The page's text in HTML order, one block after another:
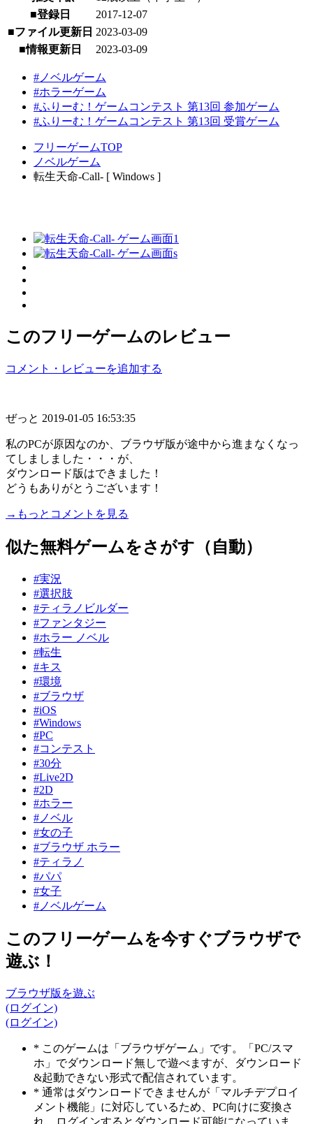
■登録日
2017-12-07
■ファイル更新日 2023-03-09
■情報更新日
2023-03-09
#ノベルゲーム
#ホラーゲーム
#ふりーむ！ゲームコンテスト 第13回 参加ゲーム
#ふりーむ！ゲームコンテスト 第13回 受賞ゲーム
フリーゲームTOP
ノベルゲーム
転生天命-Call- [ Windows ]
このフリーゲームのレビュー
コメント・レビューを追加する
ぜっと 2019-01-05 16:53:35
私のPCが原因なのか、ブラウザ版が途中から進まなくなっ
てしましました・・・が、
ダウンロード版はできました！
どうもありがとうございます！
→もっとコメントを見る
似た無料ゲームをさがす（自動）
#実況
#選択肢
#ティラノビルダー
#ファンタジー
#ホラー ノベル
#転生
#キス
#環境
#ブラウザ
#iOS
#Windows
#PC
#コンテスト
#30分
#Live2D
#2D
#ホラー
#ノベル
#女の子
#ブラウザ ホラー
#ティラノ
#パパ
#女子
#ノベルゲーム
このフリーゲームを今すぐブラウザで
遊ぶ！
ブラウザ版を遊ぶ
(ログイン)
(ログイン)
* このゲームは「ブラウザゲーム」です。「PC/スマ
ホ」でダウンロード無しで遊べますが、ダウンロード
&起動できない形式で配信されています。
* 通常はダウンロードできませんが「マルチデプロイ
メント機能」に対応しているため、PC向けに変換さ
れ、ログインするとダウンロード可能になっていま